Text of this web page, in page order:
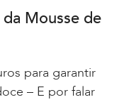
Mousse de
para garantir
– E por falar